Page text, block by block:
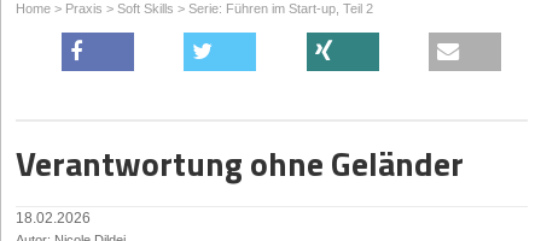
Home > Praxis > Soft Skills > Serie: Führen im Start-up, Teil 2
Verantwortung ohne Geländer
18.02.2026